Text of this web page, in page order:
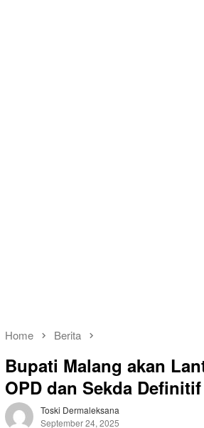
Home Berita
Bupati Malang akan
OPD dan Sekda Definitif
Toski Dermaleksana
September 24, 2025